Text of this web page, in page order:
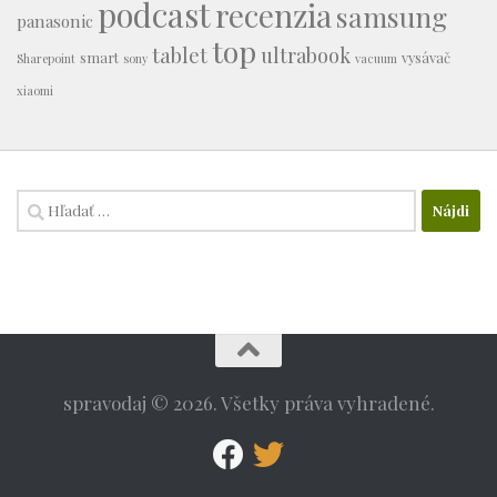
panasonic podcastrecenziasamsung
Sharepoint smart sony tablettop ultrabook vacuum vysávač
xiaomi
Hľadať:
spravodaj © 2026. Všetky práva vyhradené.